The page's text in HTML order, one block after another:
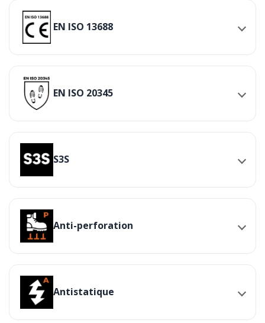
EN ISO 13688
EN ISO 20345
S3S
Anti-perforation
Antistatique